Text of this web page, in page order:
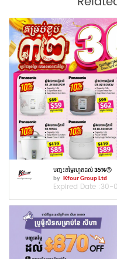
បញ្ចុះតម្លៃរហូតដល់ 35%😍
by Kfour Group Ltd
Expired Date :30-